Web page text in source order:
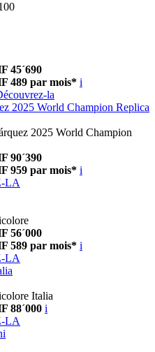
45´690
489 par mois* i
la
2025 World Champion Replica
2025 World Champion
90´390
959 par mois* i
LA
56´000
589 par mois* i
LA
Italia
88´000 i
LA